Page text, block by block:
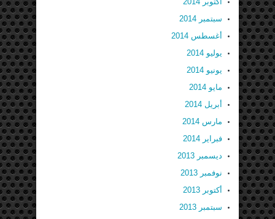
سبتمبر 2014
أغسطس 2014
يوليو 2014
يونيو 2014
مايو 2014
أبريل 2014
مارس 2014
فبراير 2014
ديسمبر 2013
نوفمبر 2013
أكتوبر 2013
سبتمبر 2013